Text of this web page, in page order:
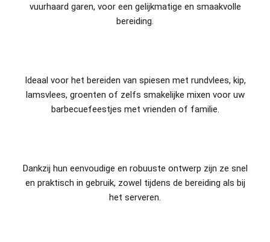
vuurhaard garen, voor een gelijkmatige en smaakvolle
bereiding.
Ideaal voor het bereiden van spiesen met rundvlees, kip,
lamsvlees, groenten of zelfs smakelijke mixen voor uw
barbecuefeestjes met vrienden of familie.
Dankzij hun eenvoudige en robuuste ontwerp zijn ze snel
en praktisch in gebruik, zowel tijdens de bereiding als bij
het serveren.